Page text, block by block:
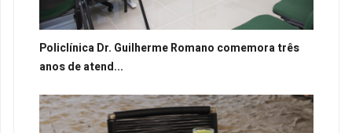
Policlínica Dr. Guilherme Romano comemora três
anos de atend...